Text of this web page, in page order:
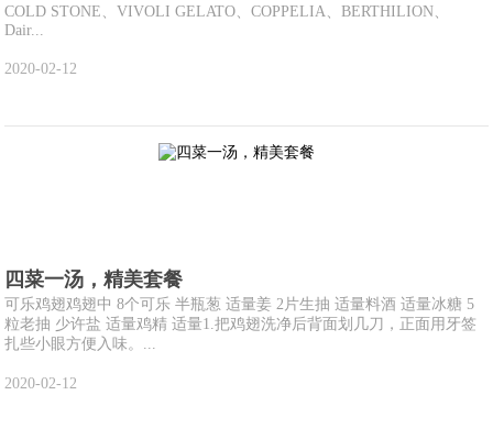
COLD STONE、VIVOLI GELATO、COPPELIA、BERTHILION、
Dair...
2020-02-12
四菜一汤，精美套餐
可乐鸡翅鸡翅中 8个可乐 半瓶葱 适量姜 2片生抽 适量料酒 适量冰糖 5
粒老抽 少许盐 适量鸡精 适量1.把鸡翅洗净后背面划几刀，正面用牙签
扎些小眼方便入味。...
2020-02-12